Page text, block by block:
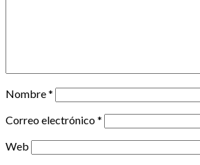
Nombre*
Correo electrónico*
Web